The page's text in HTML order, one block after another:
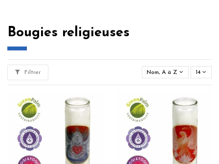
Bougies religieuses
Filtrer Nom, A à Z 14